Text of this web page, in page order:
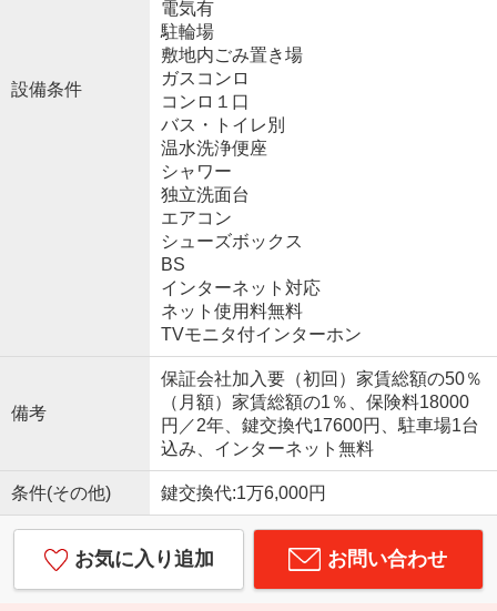
設備条件
電気有
駐輪場
敷地内ごみ置き場
ガスコンロ
コンロ１口
バス・トイレ別
温水洗浄便座
シャワー
独立洗面台
エアコン
シューズボックス
BS
インターネット対応
ネット使用料無料
TVモニタ付インターホン
備考
保証会社加入要（初回）家賃総額の50％
（月額）家賃総額の1％、保険料18000
円／2年、鍵交換代17600円、駐車場1台
込み、インターネット無料
条件(その他) 鍵交換代:1万6,000円
お気に入り追加 お問い合わせ